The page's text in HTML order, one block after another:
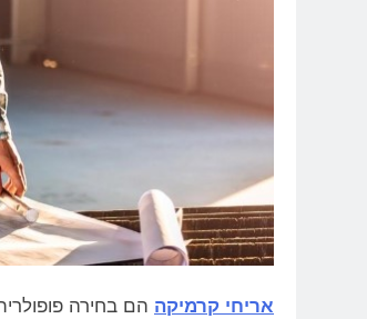
אריחי קרמיקה הם בחירה